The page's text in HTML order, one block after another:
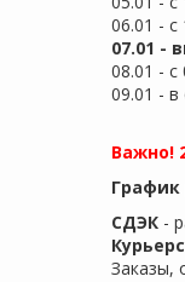
06.01 - с
07.01 -
08.01 - с
09.01 -
Важно!
График
СДЭК -
Заказы,